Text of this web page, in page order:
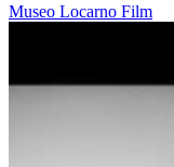
Museo Locarno Film